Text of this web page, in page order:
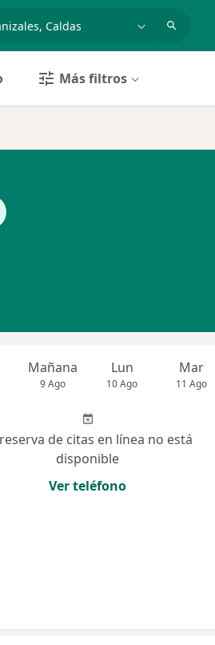
Más filtros
Mañana
9 Ago
Lun
10 Ago
Mar
11 Ago
de citas en línea no está
disponible
Ver teléfono